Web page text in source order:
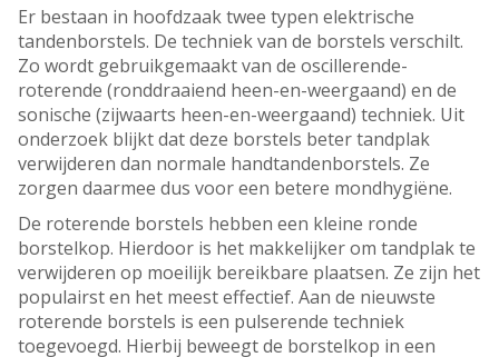
Er bestaan in hoofdzaak twee typen elektrische
tandenborstels. De techniek van de borstels verschilt.
Zo wordt gebruikgemaakt van de oscillerende-
roterende (ronddraaiend heen-en-weergaand) en de
sonische (zijwaarts heen-en-weergaand) techniek. Uit
onderzoek blijkt dat deze borstels beter tandplak
verwijderen dan normale handtandenborstels. Ze
zorgen daarmee dus voor een betere mondhygiëne.
De roterende borstels hebben een kleine ronde
borstelkop. Hierdoor is het makkelijker om tandplak te
verwijderen op moeilijk bereikbare plaatsen. Ze zijn het
populairst en het meest effectief. Aan de nieuwste
roterende borstels is een pulserende techniek
toegevoegd. Hierbij beweegt de borstelkop in een